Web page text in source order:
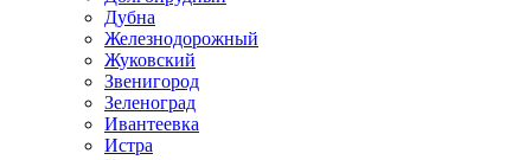
Дубна
Железнодорожный
Жуковский
Звенигород
Зеленоград
Ивантеевка
Истра